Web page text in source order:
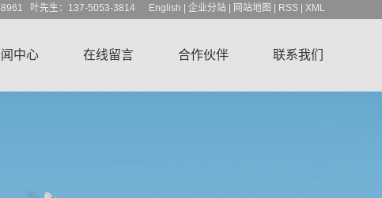
叶先生：137-5053-3814 English 企业分站 网站地图 RSS XML
中心 在线留言 合作伙伴 联系我们